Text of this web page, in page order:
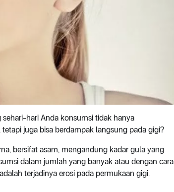
hari Anda konsumsi tidak hanya
juga bisa berdampak langsung pada gigi?
bersifat asam, mengandung kadar gula yang
dalam jumlah yang banyak atau dengan cara
terjadinya erosi pada permukaan gigi.